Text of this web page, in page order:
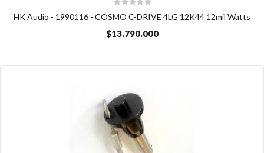
HK Audio - 1990116 - COSMO C-DRIVE 4LG 12K44 12mil Watts
$13.790.000